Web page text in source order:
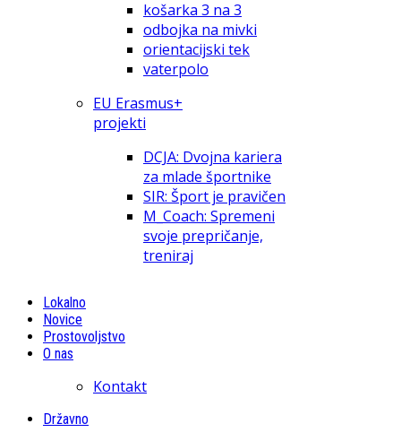
košarka 3 na 3
odbojka na mivki
orientacijski tek
vaterpolo
EU Erasmus+
projekti
DCJA: Dvojna kariera
za mlade športnike
SIR: Šport je pravičen
M_Coach: Spremeni
svoje prepričanje,
treniraj
Lokalno
Novice
Prostovoljstvo
O nas
Kontakt
Državno